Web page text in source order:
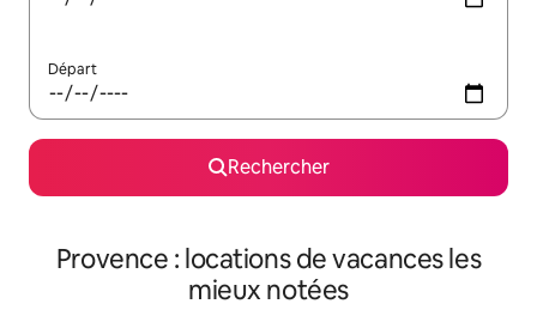
Départ
Rechercher
Provence : locations de vacances les
mieux notées